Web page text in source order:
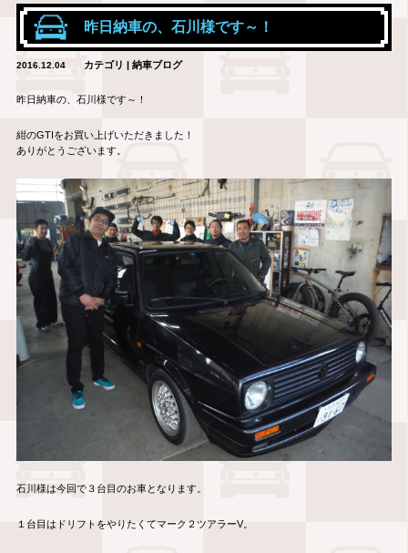
昨日納車の、石川様です～！
2016.12.04 カテゴリ | 納車ブログ
昨日納車の、石川様です～！
紺のGTIをお買い上げいただきました！
ありがとうございます。
石川様は今回で３台目のお車となります。
１台目はドリフトをやりたくてマーク２ツアラーV。